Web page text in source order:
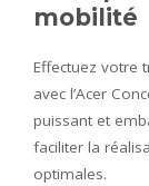
mobilité
Effectuez votre
avec l’Acer
puissant et
faciliter la
optimales.